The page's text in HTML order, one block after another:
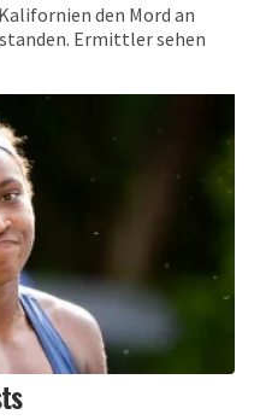
den Mord an
Ermittler sehen